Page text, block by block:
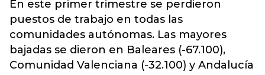
En este primer trimestre se perdieron
puestos de trabajo en todas las
comunidades autónomas. Las mayores
bajadas se dieron en Baleares (-67.100),
Comunidad Valenciana (-32.100) y Andalucía